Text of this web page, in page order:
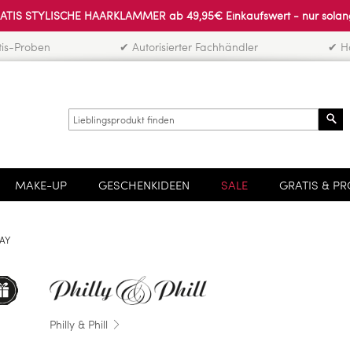
STYLISCHE HAARKLAMMER ab 49,95€ Einkaufswert - nur
Proben ✔ Autorisierter Fachhändler ✔
MAKE-UP GESCHENKIDEEN SALE GRATIS &
Philly & Phill